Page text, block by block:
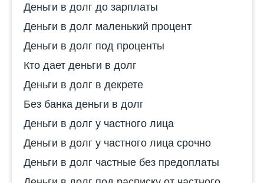
Деньги в долг до зарплаты
Деньги в долг маленький процент
Деньги в долг под проценты
Кто дает деньги в долг
Деньги в долг в декрете
Без банка деньги в долг
Деньги в долг у частного лица
Деньги в долг у частного лица срочно
Деньги в долг частные без предоплаты